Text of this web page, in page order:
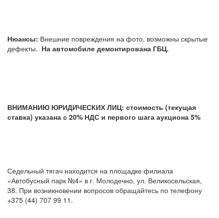
Нюансы: Внешние повреждения на фото, возможны скрытые
дефекты. На автомобиле демонтирована ГБЦ.
ВНИМАНИЮ ЮРИДИЧЕСКИХ ЛИЦ: стоимость (текущая
ставка) указана с 20% НДС и первого шага аукциона 5%
Седельный тягач находится на площадке филиала
«Автобусный парк №4» в г. Молодечно, ул. Великосельская,
38. При возникновении вопросов обращайтесь по телефону
+375 (44) 707 99 11.